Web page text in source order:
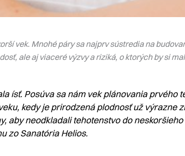
vek. Mnohé páry sa najprv sústredia na
ale aj viaceré výzvy a riziká, o ktorých by si
ísť. Posúva sa nám vek plánovania prvého
kedy je prirodzená plodnosť už výrazne
aby neodkladali tehotenstvo do
zo Sanatória Helios.